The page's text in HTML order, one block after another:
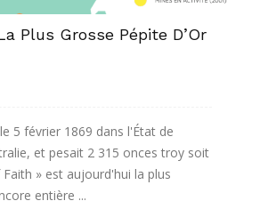
Plus Grosse Pépite D’Or
5 février 1869 dans l'État de
et pesait 2 315 onces troy soit
» est aujourd'hui la plus
entière ...